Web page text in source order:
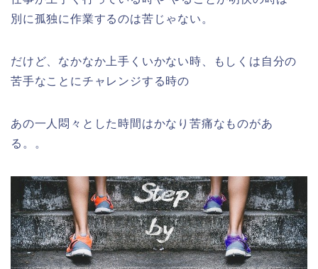
別に孤独に作業するのは苦じゃない。
だけど、なかなか上手くいかない時、もしくは自分の
苦手なことにチャレンジする時の
あの一人悶々とした時間はかなり苦痛なものがあ
る。。